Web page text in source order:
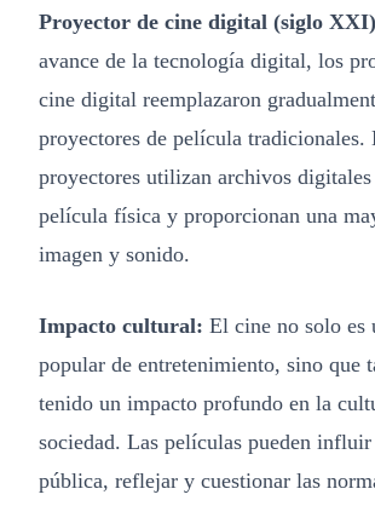
Proyector de cine digital (siglo
avance de la tecnología digital, los
cine digital reemplazaron
proyectores de película tradicionales.
proyectores utilizan archivos
película física y proporcionan una
imagen y sonido.
Impacto cultural: El cine no solo es
popular de entretenimiento, sino que
tenido un impacto profundo en la
sociedad. Las películas pueden
pública, reflejar y cuestionar las